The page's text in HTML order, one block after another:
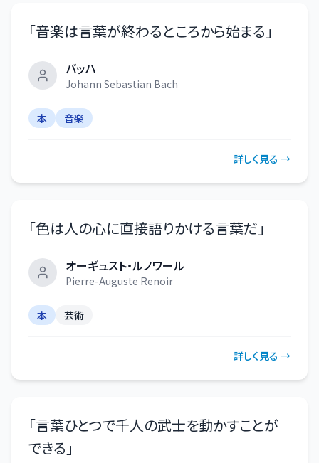
「音楽は言葉が終わるところから始まる 」
バッハ
Johann Sebastian Bach
本 音楽
詳しく見る →
「色は人の心に直接語りかける言葉だ 」
オーギュスト・ルノワール
Pierre-Auguste Renoir
本 芸術
詳しく見る →
「言葉ひとつで千人の武士を動かすことが
できる 」